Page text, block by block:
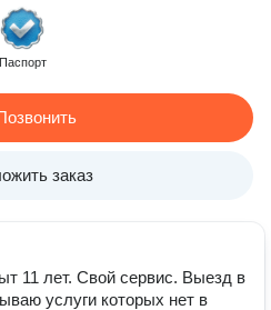
Паспорт
заказ
11 лет. Свой сервис. Выезд в
услуги которых нет в